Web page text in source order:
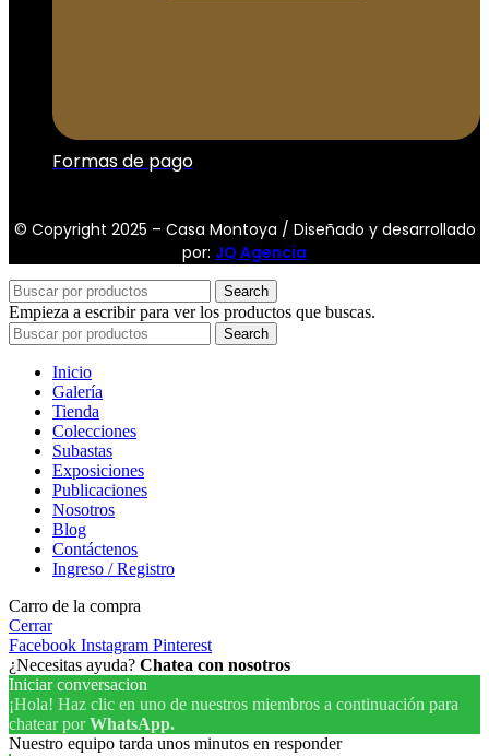
Formas de pago
© Copyright 2025 – Casa Montoya / Diseñado y desarrollado
por: JQ Agencia
Search
Empieza a escribir para ver los productos que buscas.
Search
Inicio
Galería
Tienda
Colecciones
Subastas
Exposiciones
Publicaciones
Nosotros
Blog
Contáctenos
Ingreso / Registro
Carro de la compra
Cerrar
Facebook Instagram Pinterest
¿Necesitas ayuda? Chatea con nosotros
Iniciar conversacion
¡Hola! Haz clic en uno de nuestros miembros a continuación para
chatear porWhatsApp.
Nuestro equipo tarda unos minutos en responder